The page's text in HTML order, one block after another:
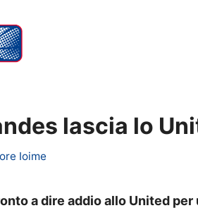
lascia lo
Ioime
a dire addio allo United